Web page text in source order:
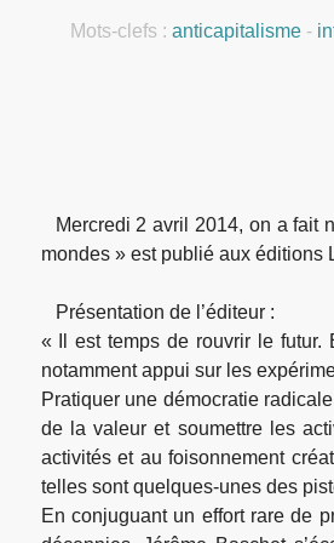
Mots-clefs : anticapitalisme-
Mercredi 2 avril 2014, on a fait
mondes » est publié aux éditions
Présentation de l’éditeur :
« Il est temps de rouvrir le futur.
notamment appui sur les
Pratiquer une démocratie
de la valeur et soumettre les
activités et au foisonnement
telles sont quelques-unes des
En conjuguant un effort rare de